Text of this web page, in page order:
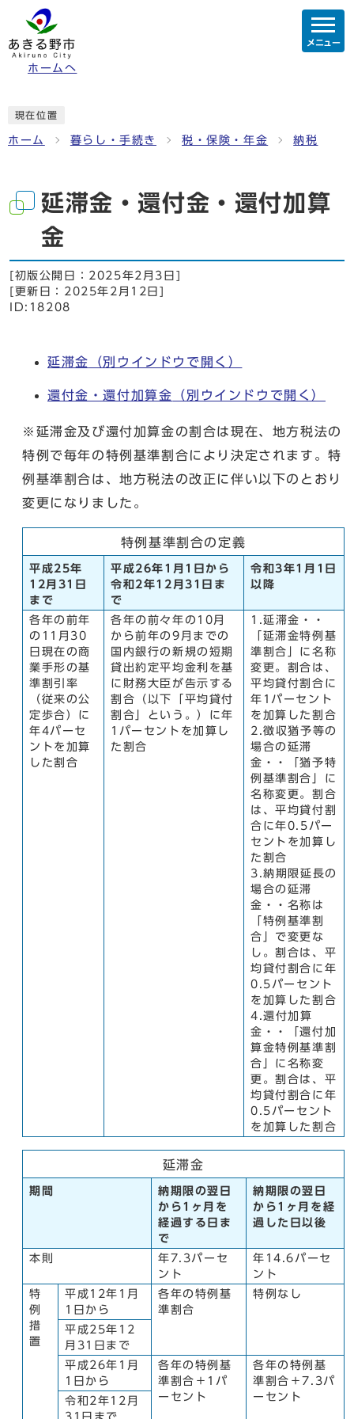
ホームへ
メニュー
現在位置
ホーム 暮らし・手続き 税・保険・年金 納税
延滞金・還付金・還付加算
金
[初版公開日： 2025年2月3日
[更新日： 2025年2月12日
ID:18208
延滞金 （別ウインドウで開く）
還付金・還付加算金 （別ウインドウで開く）
※延滞金及び還付加算金の割合は現在、地方税法の
特例で毎年の特例基準割合により決定されます。特
例基準割合は、地方税法の改正に伴い以下のとおり
変更になりました。
特例基準割合の定義
平成25年
12月31日
まで
平成26年1月1日から
令和2年12月31日ま
で
令和3年1月1日
以降
各年の前年
の11月30
日現在の商
業手形の基
準割引率
（従来の公
定歩合）に
年4パーセ
ントを加算
した割合
各年の前々年の10月
から前年の9月までの
国内銀行の新規の短期
貸出約定平均金利を基
に財務大臣が告示する
割合（以下「平均貸付
割合」という。）に年
1パーセントを加算し
た割合
1.延滞金・・
「延滞金特例基
準割合」に名称
変更。割合は、
平均貸付割合に
年1パーセント
を加算した割合
2.徴収猶予等の
場合の延滞
金・・「猶予特
例基準割合」に
名称変更。割合
は、平均貸付割
合に年0.5パー
セントを加算し
た割合
3.納期限延長の
場合の延滞
金・・名称は
「特例基準割
合」で変更な
し。割合は、平
均貸付割合に年
0.5パーセント
を加算した割合
4.還付加算
金・・「還付加
算金特例基準割
合」に名称変
更。割合は、平
均貸付割合に年
0.5パーセント
を加算した割合
延滞金
期間
納期限の翌日
から1ヶ月を
経過する日ま
で
納期限の翌日
から1ヶ月を経
過した日以後
本則
年7.3パーセ
ント
年14.6パーセ
ント
特
例
措
置
平成12年1月
1日から
各年の特例基
準割合
特例なし
平成25年12
月31日まで
平成26年1月
1日から
各年の特例基
準割合＋1パ
ーセント
各年の特例基
準割合＋7.3パ
ーセント
令和2年12月
31日まで